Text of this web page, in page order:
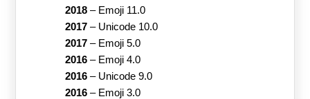
2018– Emoji 11.0
2017– Unicode 10.0
2017– Emoji 5.0
2016– Emoji 4.0
2016– Unicode 9.0
2016– Emoji 3.0